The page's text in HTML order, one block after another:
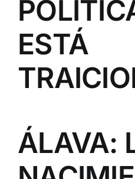
ESTÁ
ÁLAVA: